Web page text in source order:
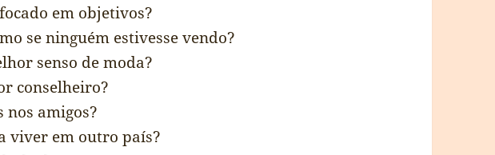
em objetivos?
se ninguém estivesse vendo?
senso de moda?
conselheiro?
nos amigos?
viver em outro país?